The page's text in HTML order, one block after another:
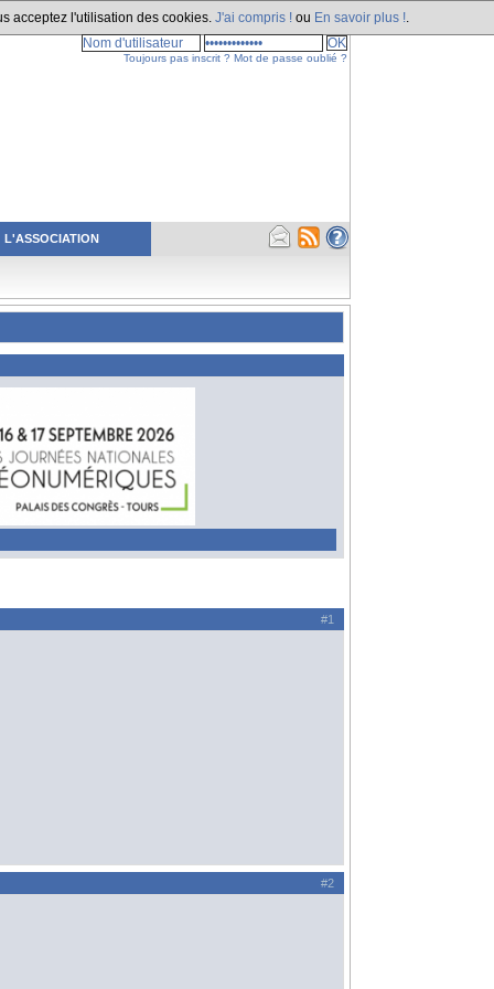
acceptez l'utilisation des cookies. J'ai compris ! ou En savoir plus !
L'ASSOCIATION
Toujours pas inscrit ? Mot de passe oublié ?
#1
#2